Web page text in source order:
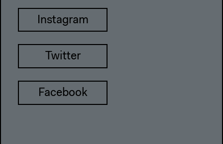
Instagram
Twitter
Facebook